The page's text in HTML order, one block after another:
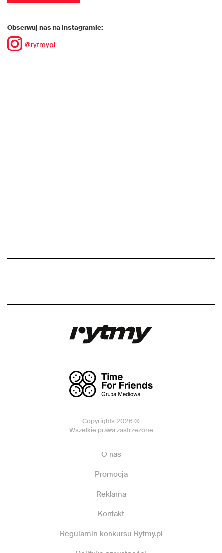
Obserwuj nas na instagramie:
@rytmypl
Copyrights 2026 ©
Wszelkie prawa zastrzeżone
O nas
Promocja
Reklama
Kontakt
Regulamin konkursu Rytmy.pl